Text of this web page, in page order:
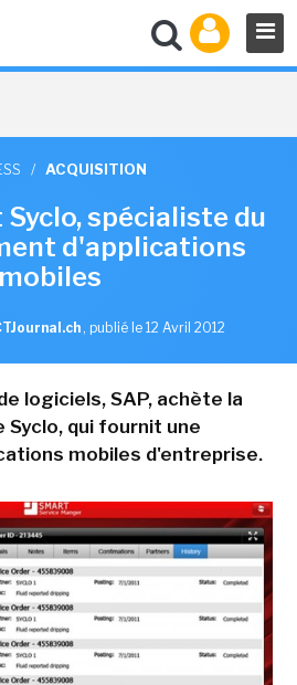
/ ACQUISITION
spécialiste du
d'applications
mobiles
, publié le 12 Avril 2012
logiciels, SAP, achète la
qui fournit une
mobiles d'entreprise.